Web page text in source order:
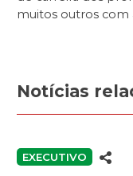
muitos outros com
Notícias
EXECUTIVO